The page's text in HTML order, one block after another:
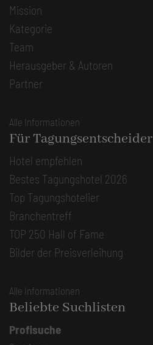
Mission
Kategorie
Team
Herausgeber & Autoren
Partner
Alle Informationen
Für Tagungsentscheider
Hotel empfehlen
Bestes Tagungshotel 2026
Top Tagungshotelier
Branchentreff
TOP 250 Hall of Fame
Bilder der Preisverleihung
Alle Informationen
Beliebte Suchlisten
Profisuche